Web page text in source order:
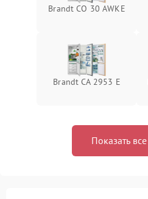
Brandt CO 30 AWKE
Brandt CA 2953 E
Показать